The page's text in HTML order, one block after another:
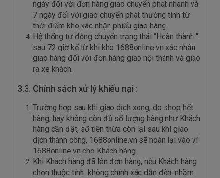
ngày đối với đơn hàng giao chuyển phát nhanh và
7 ngày đối với giao chuyển phát thường tính từ
thời điểm kho xác nhận phiếu giao hàng.
Hệ thống tự động chuyển trạng thái “Hoàn thành ":
sau 72 giờ kể từ khi kho 1688online.vn xác nhận
giao hàng đối với đơn hàng giao nội thành và giao
ra xe khách.
3.3. Chính sách xử lý khiếu nại :
Trường hợp sau khi giao dịch xong, do shop hết
hàng, hay không còn đủ số lượng hàng như Khách
hàng cần đặt, số tiền thừa còn lại sau khi giao
dịch thành công, 1688online.vn sẽ hoàn lại vào ví
1688online.vn cho Khách hàng.
Khi Khách hàng đã lên đơn hàng, nếu Khách hàng
chọn thuộc tính không chính xác dẫn đến: nhầm